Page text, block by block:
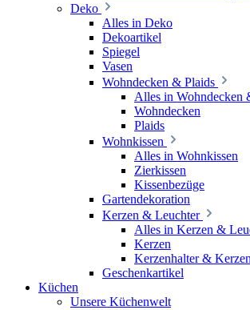
Deko
Alles in Deko
Dekoartikel
Spiegel
Vasen
Wohndecken & Plaids
Alles in Wohndecken
Wohndecken
Plaids
Wohnkissen
Alles in Wohnkissen
Zierkissen
Kissenbezüge
Gartendekoration
Kerzen & Leuchter
Alles in Kerzen &
Kerzen
Kerzenhalter &
Geschenkartikel
Küchen
Unsere Küchenwelt